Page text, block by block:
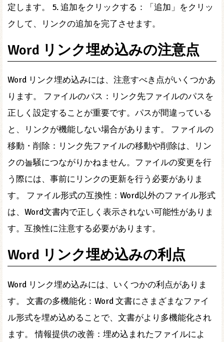
定します。 5. 追加をクリックする：「追加」をクリッ
クして、リンクの追加を完了させます。
Word リンク埋め込みの注意点
Word リンク埋め込みには、注意すべき点がいくつかあ
ります。 ファイルのパス：リンク先ファイルのパスを
正しく設定することが重要です。パスが間違っている
と、リンクが機能しない場合があります。 ファイルの
移動・削除：リンク先ファイルの移動や削除は、リン
クの놀騒につながりかねません。ファイルの変更を行
う際には、事前にリンクの更新を行う必要がありま
す。 ファイル形式の互換性：Word以外のファイル形式
は、Word文書内で正しく表示されない可能性がありま
す。互換性に注意する必要があります。
Word リンク埋め込みの利点
Word リンク埋め込みには、いくつかの利点がありま
す。 文書の多機能化：Word 文書にさまざまなファイ
ル形式を埋め込めることで、文書がより多機能化され
ます。 情報提供の改善：埋め込まれたファイルによ